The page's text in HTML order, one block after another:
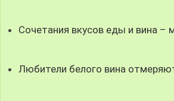
Сочетания вкусов еды и вина –
Любители белого вина